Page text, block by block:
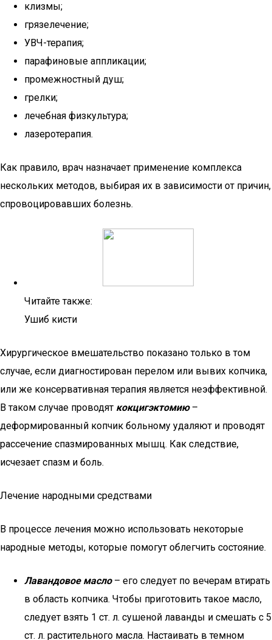
клизмы;
грязелечение;
УВЧ-терапия;
парафиновые аппликации;
промежностный душ;
грелки;
лечебная физкультура;
лазеротерапия.
Как правило, врач назначает применение комплекса
нескольких методов, выбирая их в зависимости от причин,
спровоцировавших болезнь.
Читайте также:
Ушиб кисти
Хирургическое вмешательство показано только в том
случае, если диагностирован перелом или вывих копчика,
или же консервативная терапия является неэффективной.
В таком случае проводят кокцигэктомию–
деформированный копчик больному удаляют и проводят
рассечение спазмированных мышц. Как следствие,
исчезает спазм и боль.
Лечение народными средствами
В процессе лечения можно использовать некоторые
народные методы, которые помогут облегчить состояние.
Лавандовое масло– его следует по вечерам втирать
в область копчика. Чтобы приготовить такое масло,
следует взять 1 ст. л. сушеной лаванды и смешать с 5
ст. л. растительного масла. Настаивать в темном